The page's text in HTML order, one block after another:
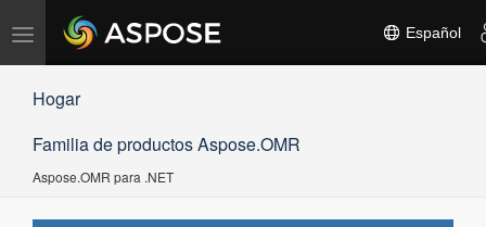
Alternar
navegación
Español
Hogar
Familia de productos Aspose.OMR
Aspose.OMR para .NET